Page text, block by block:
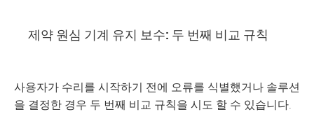
제약 원심 기계 유지 보수: 두 번째 비교 규칙
사용자가 수리를 시작하기 전에 오류를 식별했거나 솔루션
을 결정한 경우 두 번째 비교 규칙을 시도 할 수 있습니다.